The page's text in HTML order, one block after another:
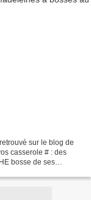
sur le blog de
casserole # : des
bosse de ses